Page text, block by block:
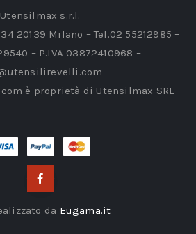
Utensilmax s.r.l.
20139 Milano – Tel.02 55212985 –
– P.IVA 03872410968 –
è proprietà di Utensilmax SRL
da Eugama.it